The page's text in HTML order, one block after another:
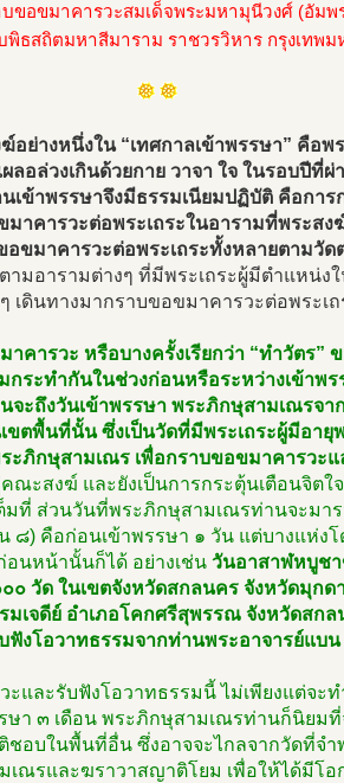
ขอขมาคารวะสมเด็จพระมหามุนีวงศ์ (อัมพ
ธสถิตมหาสีมาราม ราชวรวิหาร กรุงเทพม
อย่างหนึ่งใน “เทศกาลเข้าพรรษา” คือ
ลอล่วงเกินด้วยกาย วาจา ใจ ในรอบปีที่
ข้าพรรษาจึงมีธรรมเนียมปฏิบัติ คือกา
าคารวะต่อพระเถระในอารามที่พระสง
ขมาคารวะต่อพระเถระทั้งหลายตามวั
ามอารามต่างๆ ที่มีพระเถระผู้มีตำแหน่
เดินทางมากราบขอขมาคารวะต่อพระเ
คารวะ หรือบางครั้งเรียกว่า “ทำวัตร”
ระทำกันในช่วงก่อนหรือระหว่างเข้าพร
จะถึงวันเข้าพรรษา พระภิกษุสามเณรจา
ขตพื้นที่นั้น ซึ่งเป็นวัดที่มีพระเถระผู้มีอา
ะภิกษุสามเณร เพื่อกราบขอขมาคารวะ
ณะสงฆ์ และยังเป็นการกระตุ้นเตือนจิตใ
ต็มที่ ส่วนวันที่พระภิกษุสามเณรท่านจะม
๘) คือก่อนเข้าพรรษา ๑ วัน แต่บางแห่ง
นหน้านั้นก็ได้ อย่างเช่น วันอาสาฬหบูช
๐ วัด ในเขตจังหวัดสกลนคร จังหวัดมุกด
มเจดีย์ อำเภอโคกศรีสุพรรณ จังหวัดสก
งโอวาทธรรมจากท่านพระอาจารย์แบน
และรับฟังโอวาทธรรมนี้ ไม่เพียงแต่จะ
รษา ๓ เดือน พระภิกษุสามเณรท่านก็นิยม
ชอบในพื้นที่อื่น ซึ่งอาจจะไกลจากวัดที่จำ
เณรและฆราวาสญาติโยม เพื่อให้ได้มีโ